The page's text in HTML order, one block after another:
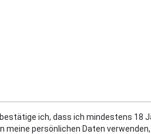
ich, dass ich mindestens 18
meine persönlichen Daten